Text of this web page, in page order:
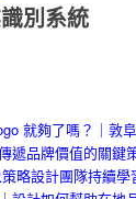
別系統
就夠了嗎？｜敦
遞品牌價值的關鍵
略設計團隊持續學